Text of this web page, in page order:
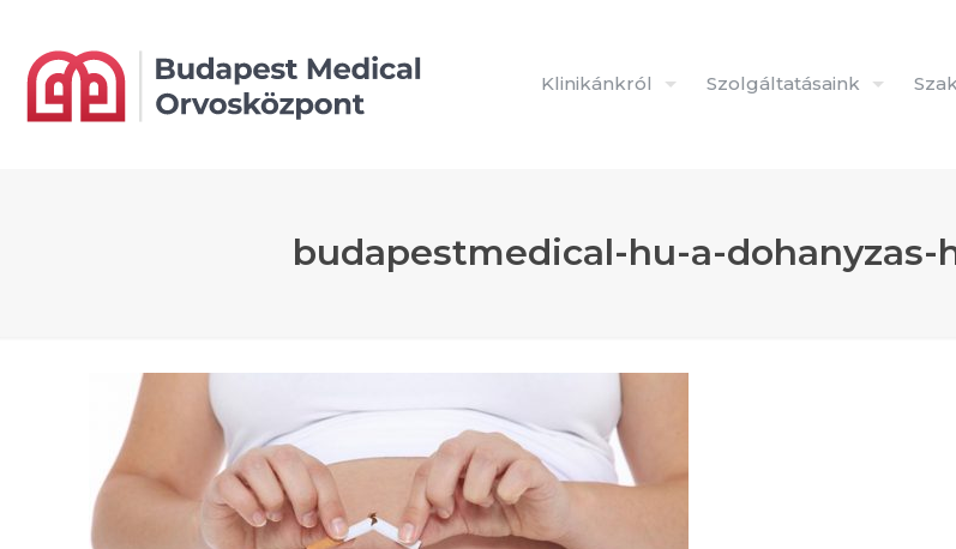
Klinikánkról Szolgáltatásaink
budapestmedical-hu-a-dohanyzas-